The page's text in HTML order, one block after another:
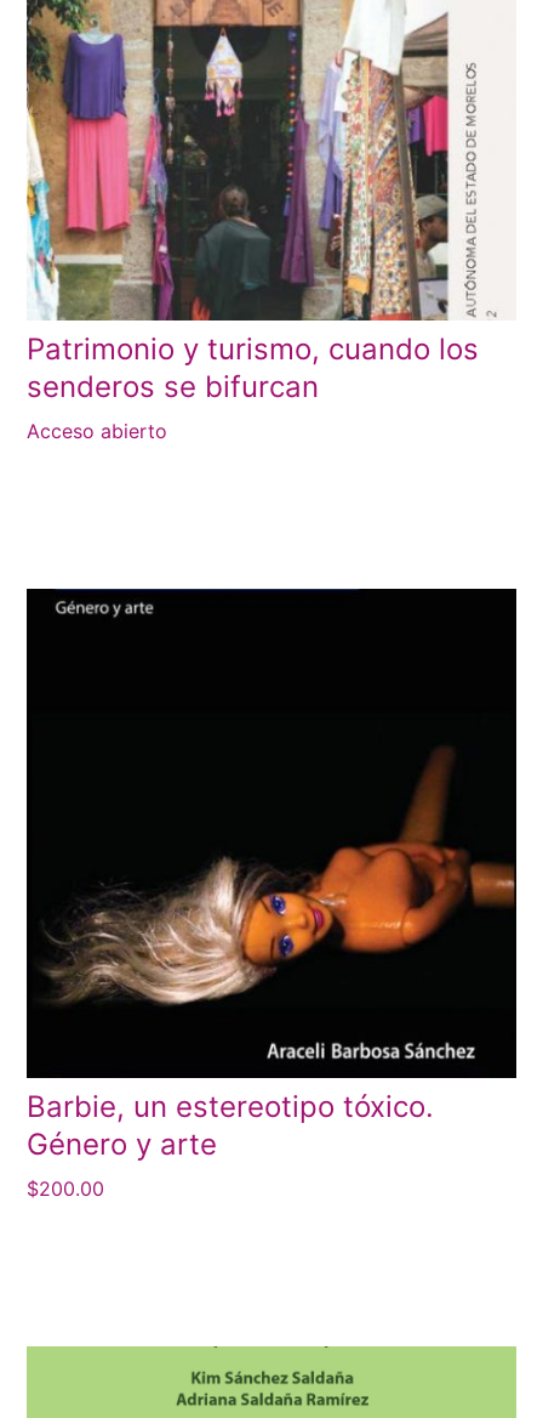
Patrimonio y turismo, cuando los
senderos se bifurcan
Acceso abierto
Barbie, un estereotipo tóxico.
Género y arte
$200.00